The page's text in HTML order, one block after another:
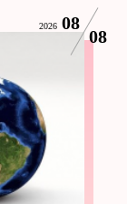
2026 08
08